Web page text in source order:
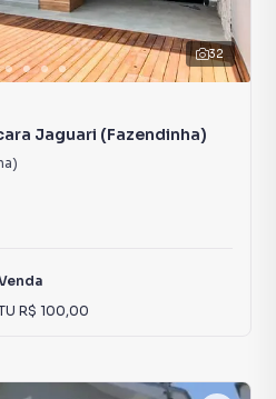
32
Jaguari (Fazendinha)
R$ 100,00